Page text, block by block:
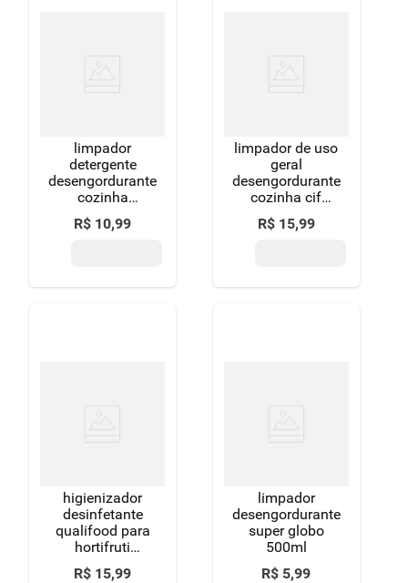
limpador
detergente
desengordurante
cozinha
concentrado
limão uau
R$ 10,99
limpador de uso
geral
desengordurante
cozinha cif
squeeze 500ml
R$ 15,99
higienizador
desinfetante
qualifood para
hortifruti
350ml
R$ 15,99
limpador
desengordurante
super globo
500ml
R$ 5,99
detergente